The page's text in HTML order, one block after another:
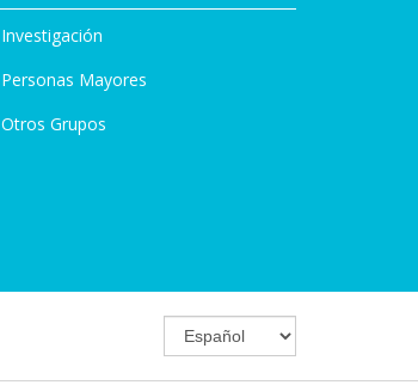
Investigación
Personas Mayores
Otros Grupos